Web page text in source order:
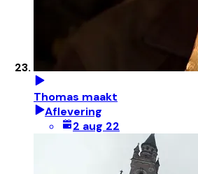
Thomas maakt
Aflevering
2 aug 22